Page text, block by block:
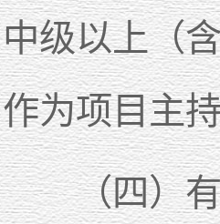
中级以上（
作为项目主
（四）有以